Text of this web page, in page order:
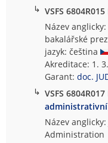
↳ VSFS
Název
bakalářské
jazyk: čeština
Akreditace: 1.
Garant:doc.
↳ VSFS
Název
Administration